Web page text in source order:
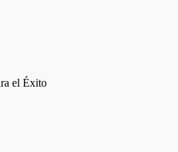
el Éxito